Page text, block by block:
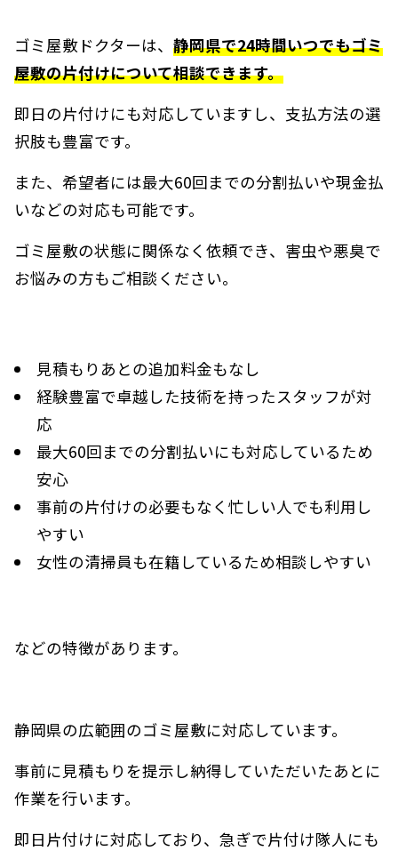
ゴミ屋敷ドクターは、 静岡県で24時間いつでもゴミ
屋敷の片付けについて相談できます。
即日の片付けにも対応していますし、支払方法の選
択肢も豊富です。
また、希望者には最大60回までの分割払いや現金払
いなどの対応も可能です。
ゴミ屋敷の状態に関係なく依頼でき、害虫や悪臭で
お悩みの方もご相談ください。
見積もりあとの追加料金もなし
経験豊富で卓越した技術を持ったスタッフが対
応
最大60回までの分割払いにも対応しているため
安心
事前の片付けの必要もなく忙しい人でも利用し
やすい
女性の清掃員も在籍しているため相談しやすい
などの特徴があります。
静岡県の広範囲のゴミ屋敷に対応しています。
事前に見積もりを提示し納得していただいたあとに
作業を行います。
即日片付けに対応しており、急ぎで片付け隊人にも